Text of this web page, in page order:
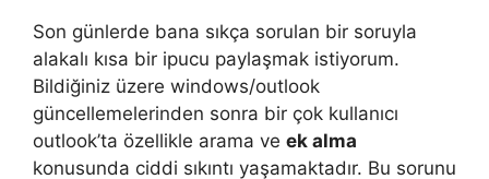
Son günlerde bana sıkça sorulan bir soruyla
alakalı kısa bir ipucu paylaşmak istiyorum.
Bildiğiniz üzere windows/outlook
güncellemelerinden sonra bir çok kullanıcı
outlook’ta özellikle arama ve ek alma
konusunda ciddi sıkıntı yaşamaktadır. Bu sorunu